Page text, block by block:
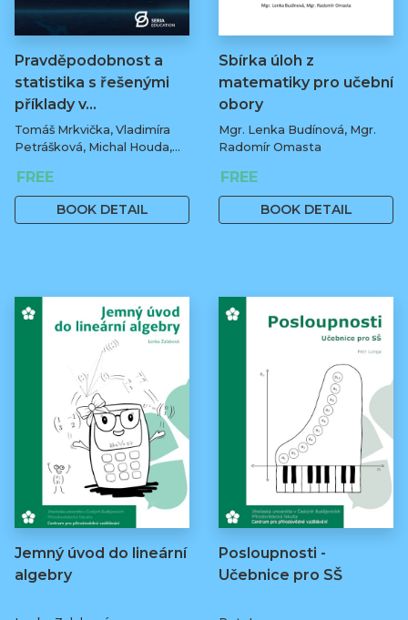
Pravděpodobnost a
statistika s řešenými
příklady v…
Tomáš Mrkvička, Vladimíra
Petrášková, Michal Houda,
FREE
BOOK DETAIL
Sbírka úloh z
matematiky pro učební
obory
Mgr. Lenka Budínová, Mgr.
Radomír Omasta
FREE
BOOK DETAIL
Jemný úvod do lineární
algebry
Posloupnosti -
Učebnice pro SŠ